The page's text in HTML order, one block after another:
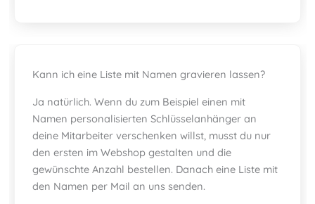
Kann ich eine Liste mit Namen gravieren lassen?
Ja natürlich. Wenn du zum Beispiel einen mit
Namen personalisierten Schlüsselanhänger an
deine Mitarbeiter verschenken willst, musst du nur
den ersten im Webshop gestalten und die
gewünschte Anzahl bestellen. Danach eine Liste mit
den Namen per Mail an uns senden.